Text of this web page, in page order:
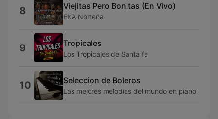
8 Viejitas Pero Bonitas (En Vivo)
EKA Norteña
9 Tropicales
Los Tropicales de Santa fe
10 Seleccion de Boleros
Las mejores melodias del mundo en piano